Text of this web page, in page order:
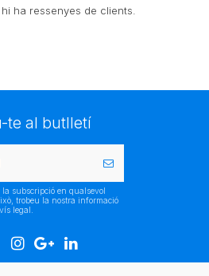
ha ressenyes de clients.
te al butlletí
la subscripció en qualsevol
trobeu la nostra informació
legal.